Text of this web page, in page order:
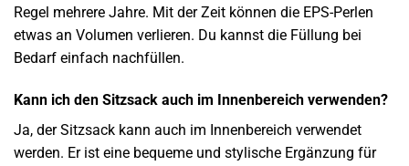
Regel mehrere Jahre. Mit der Zeit können die EPS-Perlen
etwas an Volumen verlieren. Du kannst die Füllung bei
Bedarf einfach nachfüllen.
Kann ich den Sitzsack auch im Innenbereich verwenden?
Ja, der Sitzsack kann auch im Innenbereich verwendet
werden. Er ist eine bequeme und stylische Ergänzung für